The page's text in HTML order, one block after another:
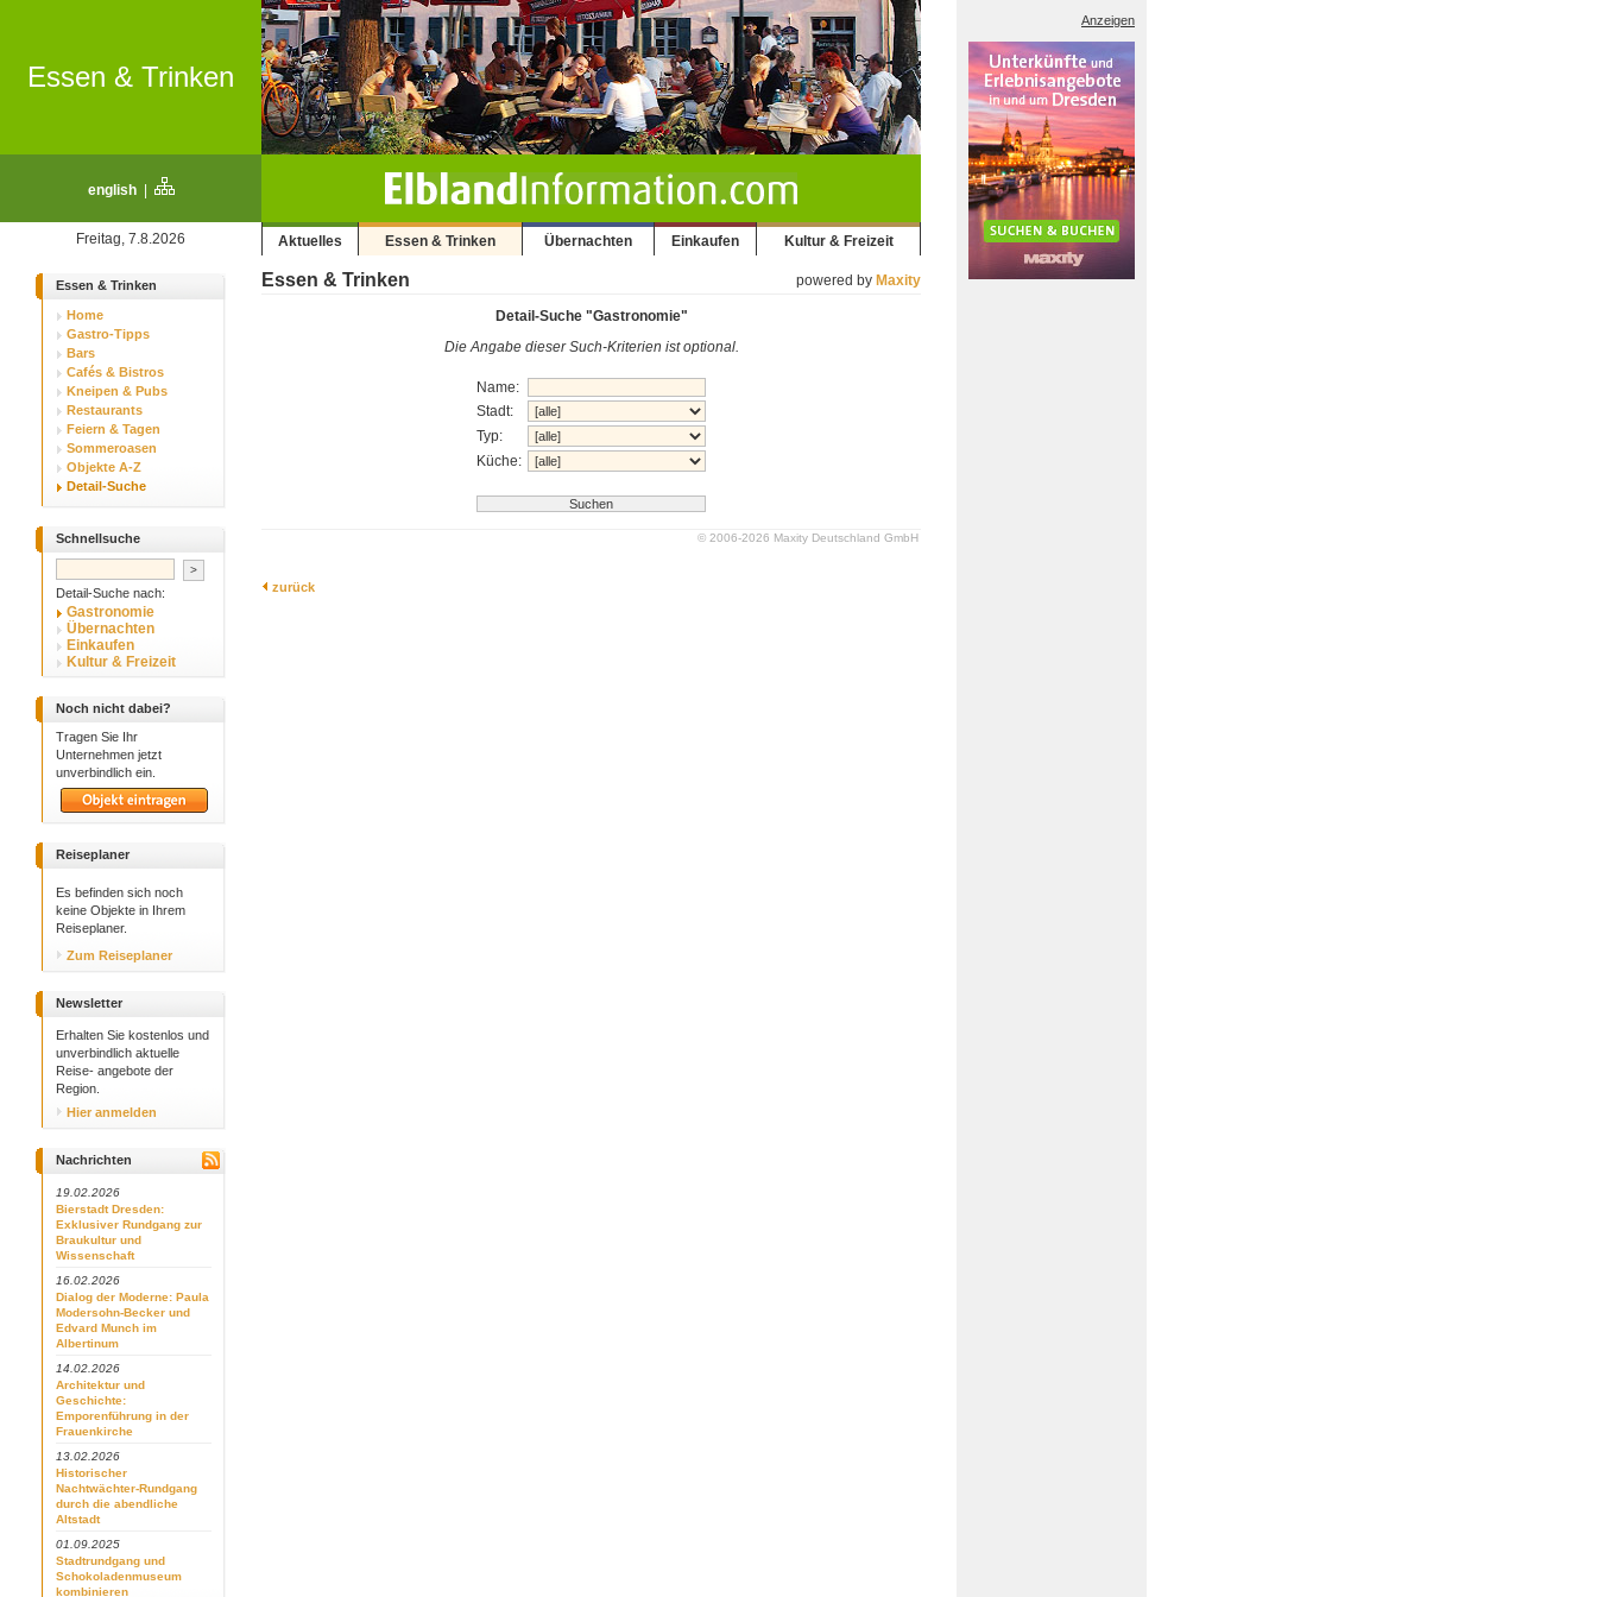
Essen & Trinken
english|
Freitag, 7.8.2026 Aktuelles Essen & Trinken Übernachten Einkaufen Kultur & Freizeit
Essen & Trinken
Home
Gastro-Tipps
Bars
Cafés & Bistros
Kneipen & Pubs
Restaurants
Feiern & Tagen
Sommeroasen
Objekte A-Z
Detail-Suche
Schnellsuche
Detail-Suche nach:
Gastronomie
Übernachten
Einkaufen
Kultur & Freizeit
Noch nicht dabei?
Tragen Sie Ihr
Unternehmen jetzt
unverbindlich ein.
Reiseplaner
Es befinden sich noch
keine Objekte in Ihrem
Reiseplaner.
Zum Reiseplaner
Newsletter
Erhalten Sie kostenlos und
unverbindlich aktuelle
Reise- angebote der
Region.
Hier anmelden
Nachrichten
19.02.2026
Bierstadt Dresden:
Exklusiver Rundgang zur
Braukultur und
Wissenschaft
16.02.2026
Dialog der Moderne: Paula
Modersohn-Becker und
Edvard Munch im
Albertinum
14.02.2026
Architektur und
Geschichte:
Emporenführung in der
Frauenkirche
13.02.2026
Historischer
Nachtwächter-Rundgang
durch die abendliche
Altstadt
01.09.2025
Stadtrundgang und
Schokoladenmuseum
kombinieren
Essen & Trinken powered by Maxity
Detail-Suche "Gastronomie"
Die Angabe dieser Such-Kriterien ist optional.
Name:
Stadt:
Typ:
Küche:
© 2006-2026 Maxity Deutschland GmbH
zurück
Anzeigen